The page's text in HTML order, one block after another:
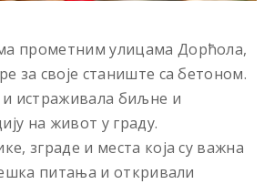
прометним улицама Дорћола,
за своје станиште са бетоном.
истраживала биљне и
на живот у граду.
зграде и места која су важна
питања и откривали